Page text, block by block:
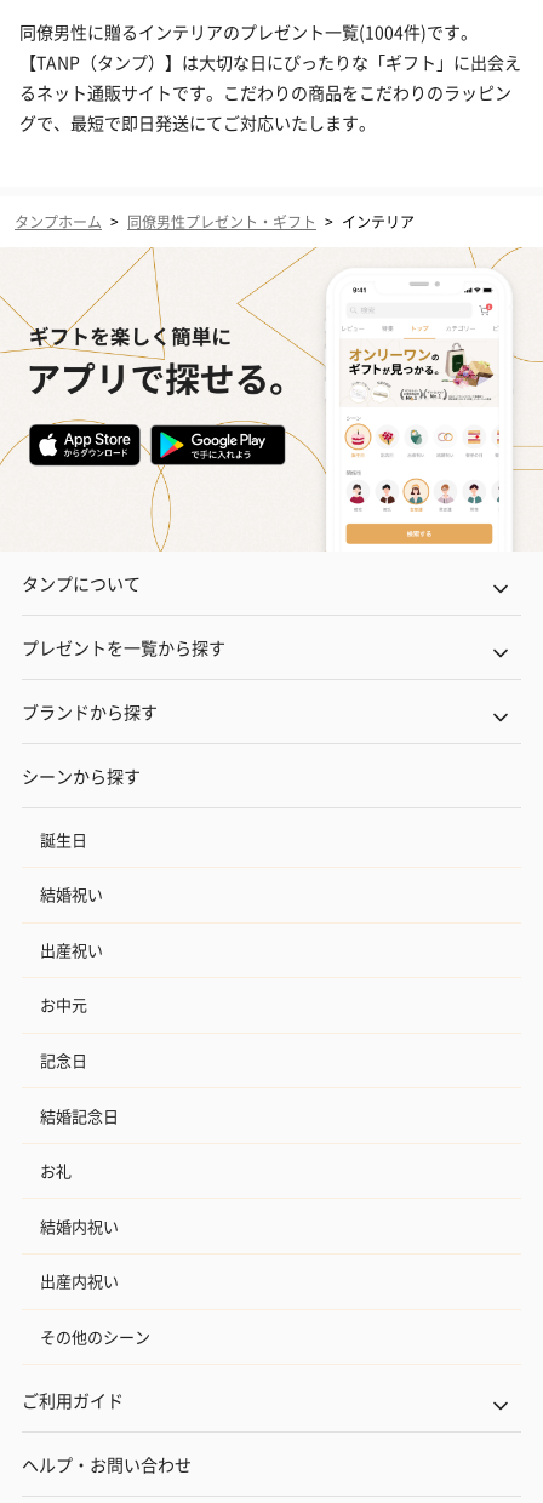
同僚男性に贈るインテリアのプレゼント一覧(1004件)です。
【TANP（タンプ）】は大切な日にぴったりな「ギフト」に出会え
るネット通販サイトです。こだわりの商品をこだわりのラッピン
グで、最短で即日発送にてご対応いたします。
タンプホーム > 同僚男性プレゼント・ギフト > インテリア
タンプについて
プレゼントを一覧から探す
ブランドから探す
シーンから探す
誕生日
結婚祝い
出産祝い
お中元
記念日
結婚記念日
お礼
結婚内祝い
出産内祝い
その他のシーン
ご利用ガイド
ヘルプ・お問い合わせ